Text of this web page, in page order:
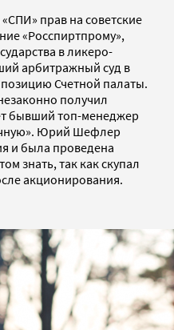
прав на советские
«Росспиртпрому»,
в ликеро-
арбитражный суд в
Счетной палаты.
получил
бывший топ-менеджер
Юрий Шефлер
и была проведена
знать, так как скупал
акционирования.